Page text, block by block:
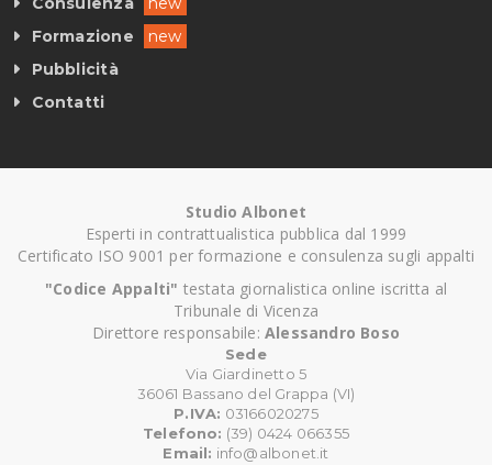
Formazione
new
Pubblicità
Contatti
Studio Albonet
Esperti in contrattualistica pubblica dal 1999
Certificato ISO 9001 per formazione e consulenza sugli appalti
"Codice Appalti" testata giornalistica online iscritta al
Tribunale di Vicenza
Direttore responsabile: Alessandro Boso
Sede
Via Giardinetto 5
36061 Bassano del Grappa (VI)
P.IVA: 03166020275
Telefono: (39) 0424 066355
Email: info@albonet.it